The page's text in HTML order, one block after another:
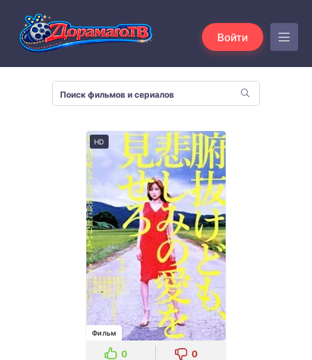
Войти
HD
Фильм
0 0